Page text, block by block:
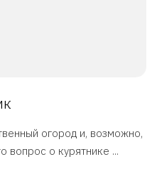
огород и, возможно,
вопрос о курятнике ...